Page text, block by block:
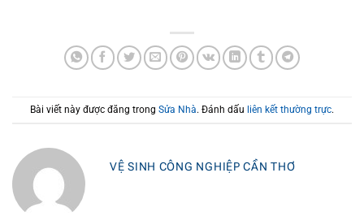
Bài viết này được đăng trong Sửa Nhà. Đánh dấu liên kết thường trực.
VỆ SINH CÔNG NGHIỆP CẦN THƠ